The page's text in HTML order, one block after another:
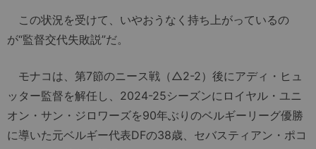
この状況を受けて、いやおうなく持ち上がっているの
が“監督交代失敗説”だ。
モナコは、第7節のニース戦（△2-2）後にアディ・ヒュ
ッター監督を解任し、2024-25シーズンにロイヤル・ユニ
オン・サン・ジロワーズを90年ぶりのベルギーリーグ優勝
に導いた元ベルギー代表DFの38歳、セバスティアン・ポコ